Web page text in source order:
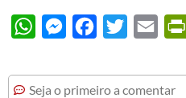
WhatsAppMessengerFacebook
Twitter Email
Seja o primeiro a comentar